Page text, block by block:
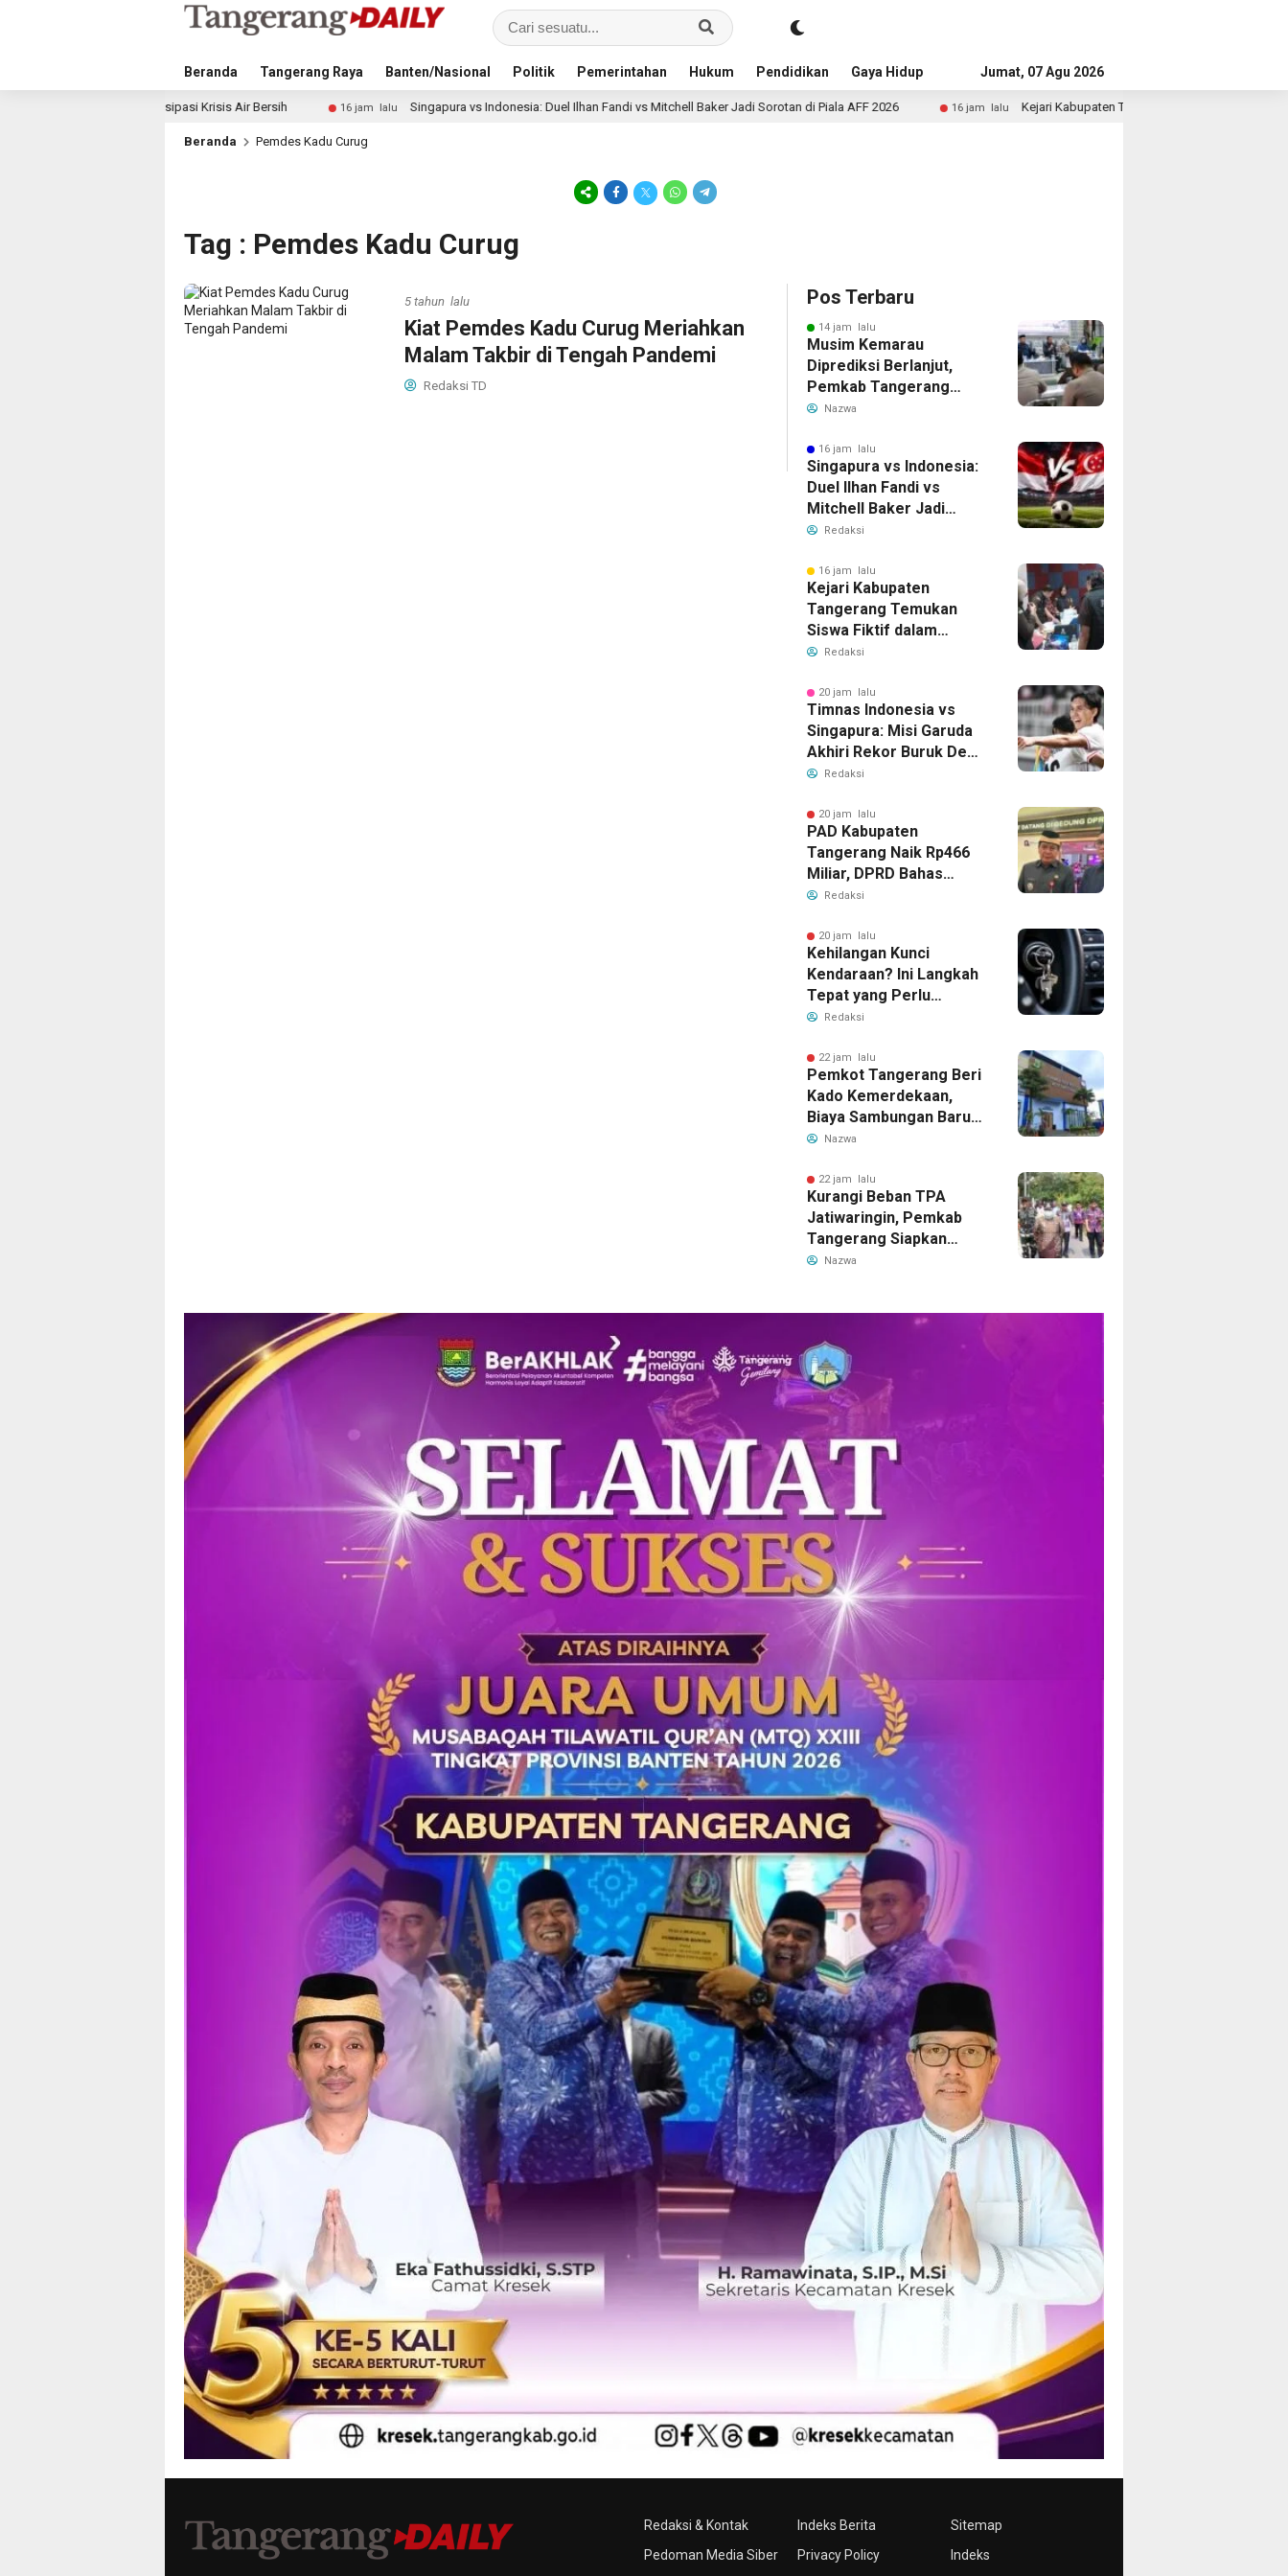
Beranda Tangerang Raya Banten/Nasional Politik Pemerintahan Hukum Pendidikan Gaya Hidup Advertorial
Jumat, 07 Agu 2026
Antisipasi Krisis Air Bersih 16 jam lalu Singapura vs Indonesia: Duel Ilhan Fandi vs Mitchell Baker Jadi Sorotan di Piala AFF 2026 16 jam lalu Kejari Kabupaten Tangerang Temukan Siswa Fiktif dalam Penyidikan
Beranda Pemdes Kadu Curug
Tag : Pemdes Kadu Curug
5 tahun lalu
Kiat Pemdes Kadu Curug Meriahkan
Malam Takbir di Tengah Pandemi
Redaksi TD
Pos Terbaru
14 jam lalu
Musim Kemarau
Diprediksi Berlanjut,
Pemkab Tangerang
Siapkan Langkah
Bersih
Nazwa
16 jam lalu
Singapura vs Indonesia:
Duel Ilhan Fandi vs
Mitchell Baker Jadi
Sorotan di Piala AFF
Redaksi
16 jam lalu
Kejari Kabupaten
Tangerang Temukan
Siswa Fiktif dalam
Penyidikan Dana BOP
Redaksi
20 jam lalu
Timnas Indonesia vs
Singapura: Misi Garuda
Akhiri Rekor Buruk Demi
Tiket Semifinal Piala AFF
Redaksi
20 jam lalu
PAD Kabupaten
Tangerang Naik Rp466
Miliar, DPRD Bahas
Perubahan KUA-PPAS
Redaksi
20 jam lalu
Kehilangan Kunci
Kendaraan? Ini Langkah
Tepat yang Perlu
Dilakukan
Redaksi
22 jam lalu
Pemkot Tangerang Beri
Kado Kemerdekaan,
Biaya Sambungan Baru
Air Bersih Dipangkas
Nazwa
22 jam lalu
Kurangi Beban TPA
Jatiwaringin, Pemkab
Tangerang Siapkan
TPS3R Baru di Tigaraksa
Nazwa
Redaksi & Kontak
Pedoman Media Siber
Indeks Berita
Privacy Policy
Sitemap
Indeks